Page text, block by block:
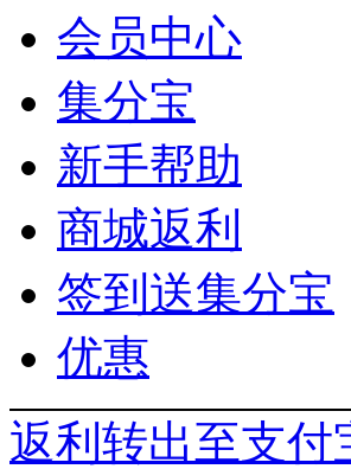
会员中心
集分宝
新手帮助
商城返利
签到送集分宝
优惠
返利转出至支付